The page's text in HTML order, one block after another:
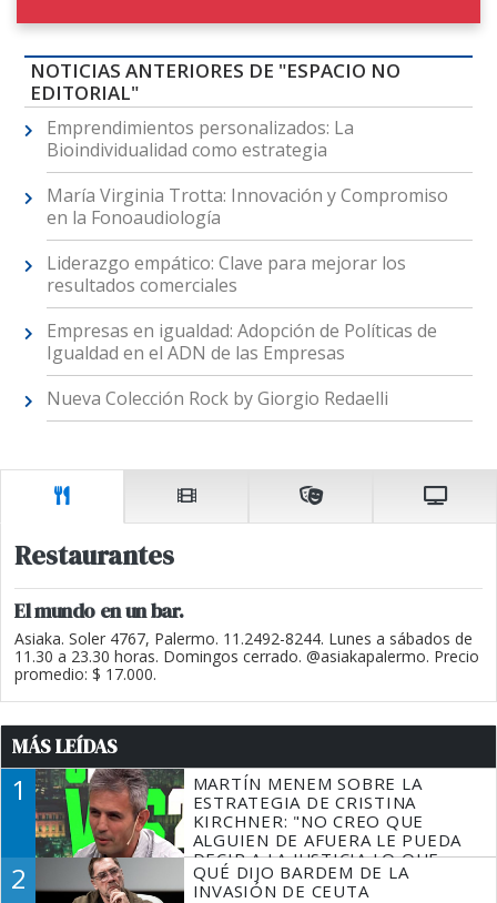
NOTICIAS ANTERIORES DE "ESPACIO NO
EDITORIAL"
Emprendimientos personalizados: La
Bioindividualidad como estrategia
María Virginia Trotta: Innovación y Compromiso
en la Fonoaudiología
Liderazgo empático: Clave para mejorar los
resultados comerciales
Empresas en igualdad: Adopción de Políticas de
Igualdad en el ADN de las Empresas
Nueva Colección Rock by Giorgio Redaelli
Restaurantes
El mundo en un bar.
Asiaka. Soler 4767, Palermo. 11.2492-8244. Lunes a sábados de
11.30 a 23.30 horas. Domingos cerrado. @asiakapalermo. Precio
promedio: $ 17.000.
MÁS LEÍDAS
1
MARTÍN MENEM SOBRE LA
ESTRATEGIA DE CRISTINA
KIRCHNER: "NO CREO QUE
ALGUIEN DE AFUERA LE PUEDA
DECIR A LA JUSTICIA LO QUE
TIENE QUE HACER"
2
QUÉ DIJO BARDEM DE LA
INVASIÓN DE CEUTA